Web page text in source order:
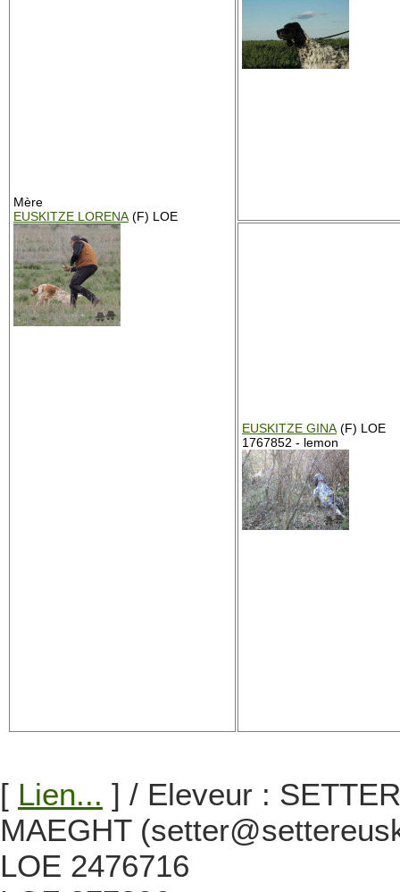
Mère
EUSKITZE LORENA (F) LOE
EUSKITZE GINA (F) LOE
1767852 - lemon
[ Lien... ] / Eleveur :
MAEGHT
LOE 2476716